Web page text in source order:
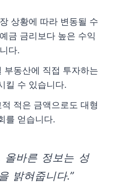
상황에 따라 변동될 수
금 금리보다 높은 수익
다.
부동산에 직접 투자하는
킬 수 있습니다.
적은 금액으로도 대형
를 얻습니다.
올바른 정보는 성
밝혀줍니다.”